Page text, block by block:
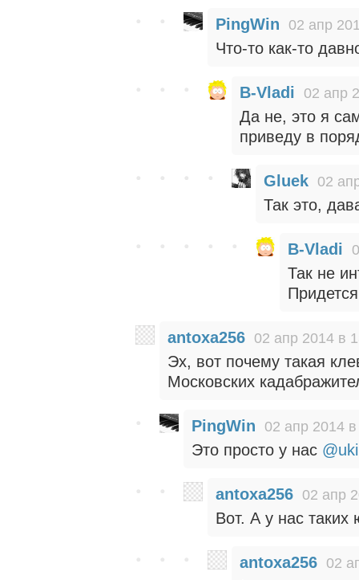
PingWin 02 апр
Что-то как-то
B-Vladi 02 апр
Да не, это я
приведу в
Gluek 02
Так это,
B-Vladi
Так не
antoxa256 02 апр 2014 в
Эх, вот почему такая
Московских
PingWin 02 апр 2014
Это просто у нас @uki
antoxa256 02 апр
Вот. А у нас таких
antoxa256 02